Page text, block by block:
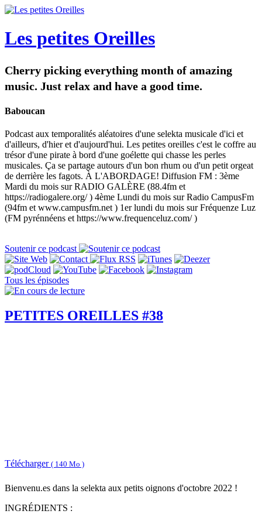
Les petites Oreilles
Cherry picking everything month of amazing
music. Just relax and have a good time.
Baboucan
Podcast aux temporalités aléatoires d'une selekta musicale d'ici et
d'ailleurs, d'hier et d'aujourd'hui. Les petites oreilles c'est le coffre au
trésor d'une pirate à bord d'une goélette qui chasse les perles
musicales. Ça se partage autours d'un bon rhum ou d'un petit orgeat
de derrière les fagots. À L'ABORDAGE! Diffusion FM : 3ème
Mardi du mois sur RADIO GALÈRE (88.4fm et
https://radiogalere.org/ ) 4ème Lundi du mois sur Radio CampusFm
(94fm et www.campusfm.net ) 1er lundi du mois sur Fréquenze Luz
(FM pyrénnéens et https://www.frequenceluz.com/ )
Soutenir ce podcast
Tous les épisodes
PETITES OREILLES #38
Télécharger ( 140 Mo )
Bienvenu.es dans la selekta aux petits oignons d'octobre 2022 !
INGRÉDIENTS :